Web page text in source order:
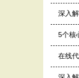
深入
5个核
在线